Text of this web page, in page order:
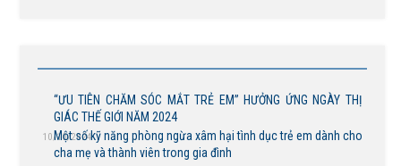
“ƯU TIÊN CHĂM SÓC MẮT TRẺ EM” HƯỞNG ỨNG NGÀY THỊ
GIÁC THẾ GIỚI NĂM 2024
10/10/2024
Một số kỹ năng phòng ngừa xâm hại tình dục trẻ em dành cho
cha mẹ và thành viên trong gia đình